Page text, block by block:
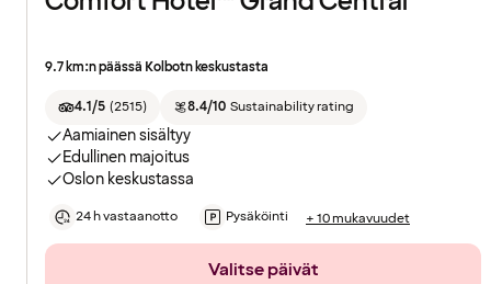
9.7 km:n päässä Kolbotn keskustasta
4.1/5 (2515) 8.4/10 Sustainability rating
Aamiainen sisältyy
Edullinen majoitus
Oslon keskustassa
24 h vastaanotto Pysäköinti + 10 mukavuudet
Valitse päivät